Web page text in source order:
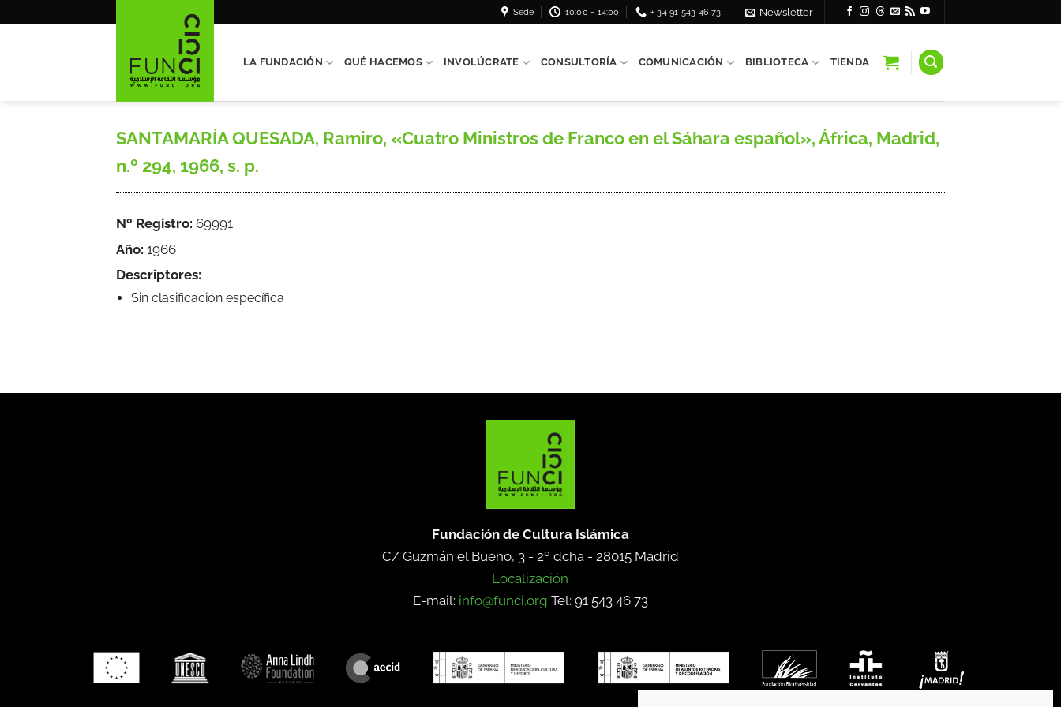
Sede 10:00 - 14:00 + 34 91 543 46 73 Newsletter
LA FUNDACIÓN QUÉ HACEMOS INVOLÚCRATE CONSULTORÍA COMUNICACIÓN BIBLIOTECA TIENDA
SANTAMARÍA QUESADA, Ramiro, «Cuatro Ministros de Franco en el Sáhara español», África, Madrid,
n.º 294, 1966, s. p.
Nº Registro: 69991
Año: 1966
Descriptores:
Sin clasificación específica
Fundación de Cultura Islámica
C/ Guzmán el Bueno, 3 - 2º dcha - 28015 Madrid
Localización
E-mail: info@funci.org Tel: 91 543 46 73